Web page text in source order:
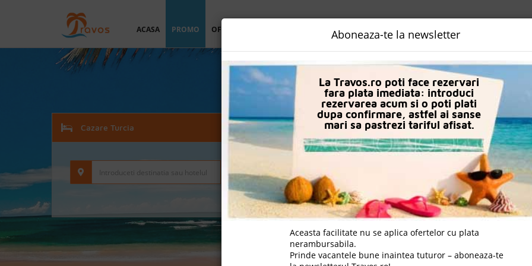
ACASA PROMO OFERTA PERSONALIZATA DESTINATII LOGIN
Cazare Turcia Charter Avion Turcia
Daca doresti sa cauti cazare + avion apasa aici!
Aboneaza-te la newsletter
La Travos.ro poti face rezervari
fara plata imediata: introduci
rezervarea acum si o poti plati
dupa confirmare, astfel ai sanse
mari sa pastrezi tariful afisat.
Aceasta facilitate nu se aplica ofertelor cu plata
nerambursabila.
Prinde vacantele bune inaintea tuturor – aboneaza-te